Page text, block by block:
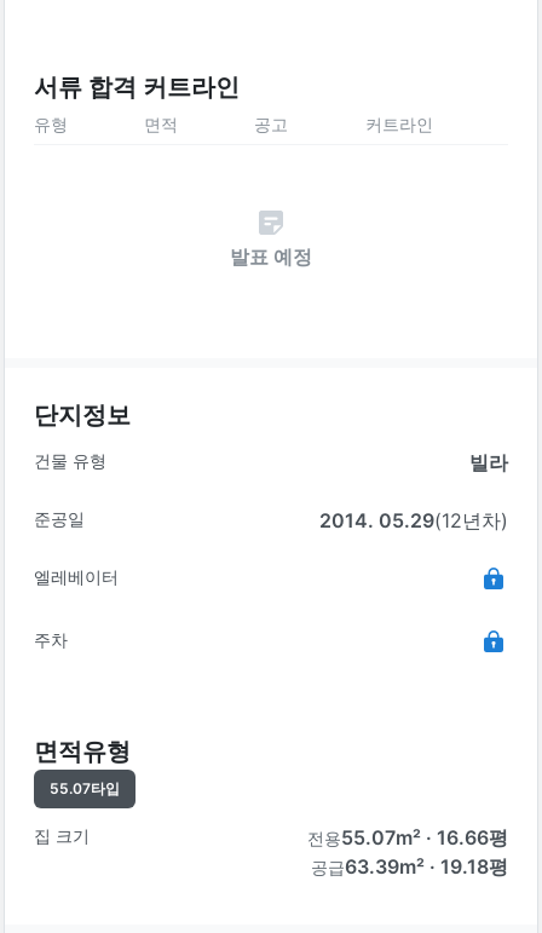
서류 합격 커트라인
유형 면적 공고 커트라인
발표 예정
단지정보
건물 유형 빌라
준공일 2014. 05.29(12년차)
엘레베이터
주차
면적유형
55.07타입
집 크기 전용55.07m² · 16.66평
공급63.39m² · 19.18평